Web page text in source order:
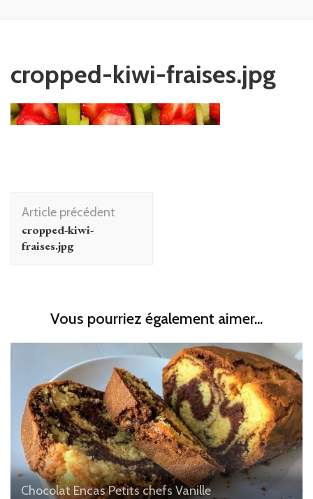
cropped-kiwi-fraises.jpg
Navigation
d'article
Article précédent
cropped-kiwi-
fraises.jpg
Vous pourriez également aimer...
ChocolatEncasPetits chefs Vanille